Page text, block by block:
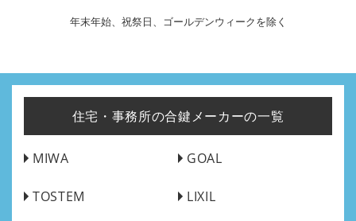
年末年始、祝祭日、ゴールデンウィークを除く
住宅・事務所の合鍵メーカーの一覧
MIWA GOAL
TOSTEM LIXIL